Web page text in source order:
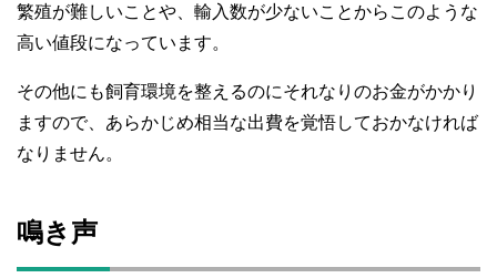
繁殖が難しいことや、輸入数が少ないことからこのような
高い値段になっています。
その他にも飼育環境を整えるのにそれなりのお金がかかり
ますので、あらかじめ相当な出費を覚悟しておかなければ
なりません。
鳴き声